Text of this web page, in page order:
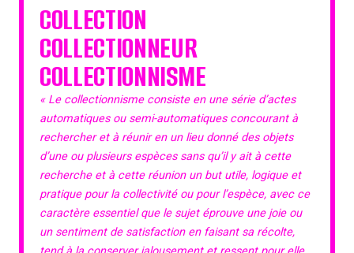
COLLECTION
COLLECTIONNEUR
COLLECTIONNISME
« Le collectionnisme consiste en une série d’actes
automatiques ou semi-automatiques concourant à
rechercher et à réunir en un lieu donné des objets
d’une ou plusieurs espèces sans qu’il y ait à cette
recherche et à cette réunion un but utile, logique et
pratique pour la collectivité ou pour l’espèce, avec ce
caractère essentiel que le sujet éprouve une joie ou
un sentiment de satisfaction en faisant sa récolte,